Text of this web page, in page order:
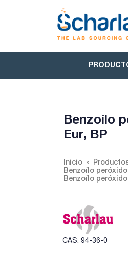
Benzoílo
Eur, BP
Inicio
Benzoílo
Benzoílo
CAS: 94-36-0